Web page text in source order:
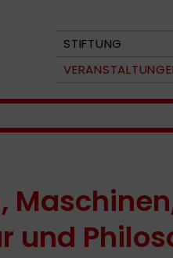
STIFTUNG
und